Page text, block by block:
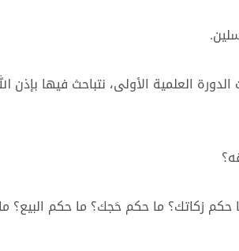
العلمية الأولى، نتباحث فيها
حكم زكاتك؟ ما حكم حَجك؟ ما حكم البيع؟